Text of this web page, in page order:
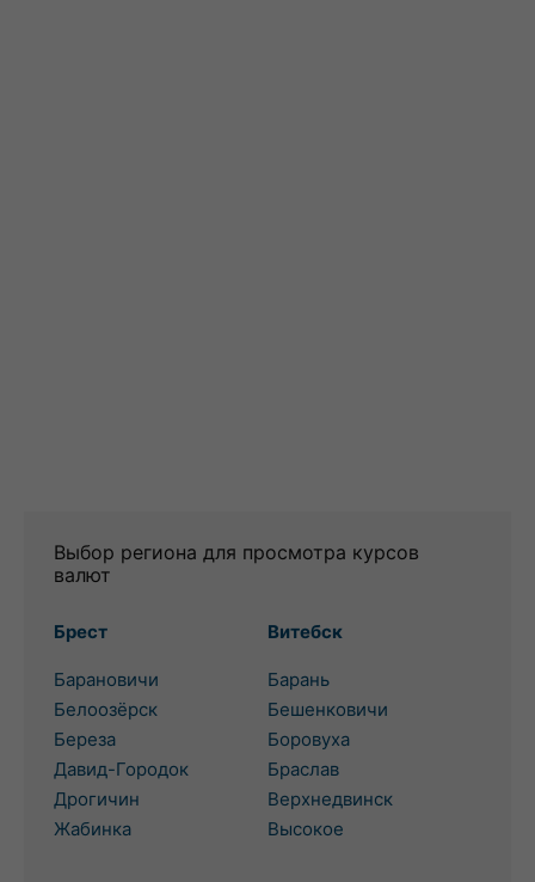
Выбор региона для просмотра курсов
валют
Брест
Барановичи
Белоозёрск
Береза
Давид-Городок
Дрогичин
Жабинка
Витебск
Барань
Бешенковичи
Боровуха
Браслав
Верхнедвинск
Высокое